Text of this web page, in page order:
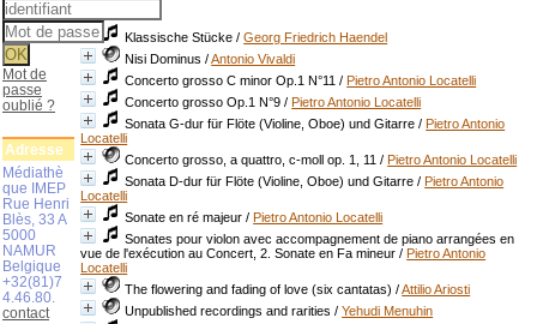
Klassische Stücke /Georg Friedrich Haendel
Nisi Dominus /Antonio Vivaldi
Concerto grosso C minor Op.1 N°11 /Pietro Antonio Locatelli
Concerto grosso Op.1 N°9 /Pietro Antonio Locatelli
Sonata G-dur für Flöte (Violine, Oboe) und Gitarre /Pietro Antonio
Locatelli
Concerto grosso, a quattro, c-moll op. 1, 11 /Pietro Antonio Locatelli
Sonata D-dur für Flöte (Violine, Oboe) und Gitarre /Pietro Antonio
Locatelli
Sonate en ré majeur /Pietro Antonio Locatelli
Sonates pour violon avec accompagnement de piano arrangées en
vue de l'exécution au Concert, 2. Sonate en Fa mineur /Pietro Antonio
Locatelli
The flowering and fading of love (six cantatas) /Attilio Ariosti
Unpublished recordings and rarities /Yehudi Menuhin
Mot de
passe
oublié ?
Adresse
Médiathè
que IMEP
Rue Henri
Blès, 33 A
5000
NAMUR
Belgique
+32(81)7
4.46.80.
contact